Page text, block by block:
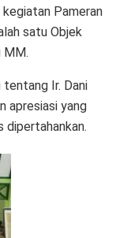
Pameran
satu Objek
MM.
tentang Ir. Dani
apresiasi yang
dipertahankan.